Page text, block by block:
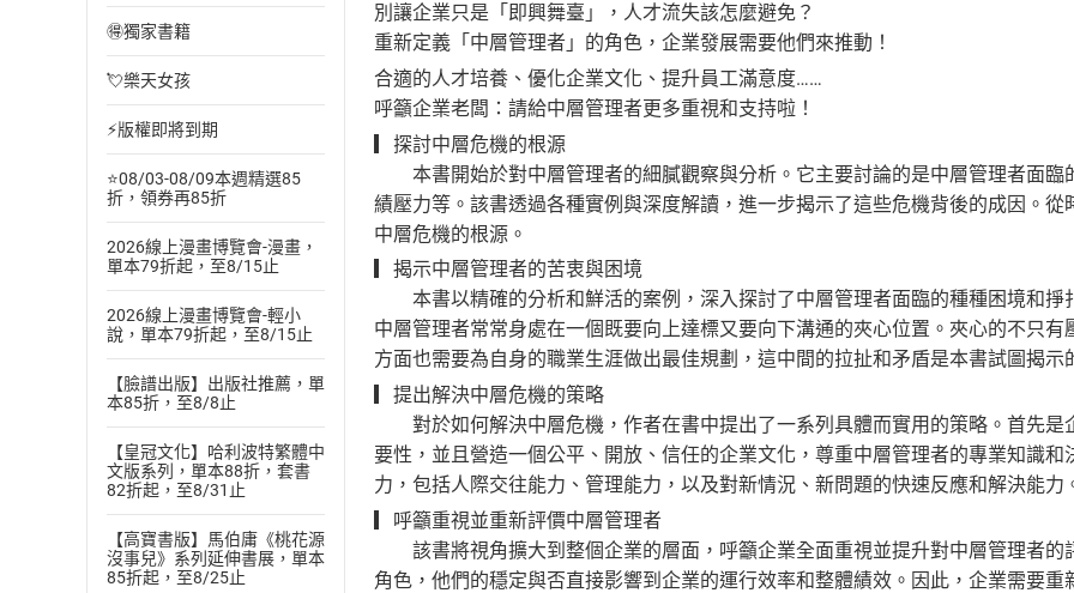
🉐獨家書籍
💘樂天女孩
⚡版權即將到期
⭐08/03-08/09本週精選85
折，領券再85折
2026線上漫畫博覽會-漫畫，
單本79折起，至8/15止
2026線上漫畫博覽會-輕小
說，單本79折起，至8/15止
【臉譜出版】出版社推薦，單
本85折，至8/8止
【皇冠文化】哈利波特繁體中
文版系列，單本88折，套書
82折起，至8/31止
【高寶書版】馬伯庸《桃花源
沒事兒》系列延伸書展，單本
85折起，至8/25止
別讓企業只是「即興舞臺」，人才流失該怎麼避免？
重新定義「中層管理者」的角色，企業發展需要他們來推動！
合適的人才培養、優化企業文化、提升員工滿意度……
呼籲企業老闆：請給中層管理者更多重視和支持啦！
▎探討中層危機的根源
本書開始於對中層管理者的細膩觀察與分析。它主要討論的是中層管理者面臨
績壓力等。該書透過各種實例與深度解讀，進一步揭示了這些危機背後的成因。
中層危機的根源。
▎揭示中層管理者的苦衷與困境
本書以精確的分析和鮮活的案例，深入探討了中層管理者面臨的種種困境和掙
中層管理者常常身處在一個既要向上達標又要向下溝通的夾心位置。夾心的不只
方面也需要為自身的職業生涯做出最佳規劃，這中間的拉扯和矛盾是本書試圖揭示
▎提出解決中層危機的策略
對於如何解決中層危機，作者在書中提出了一系列具體而實用的策略。首先是
要性，並且營造一個公平、開放、信任的企業文化，尊重中層管理者的專業知識
力，包括人際交往能力、管理能力，以及對新情況、新問題的快速反應和解決能力
▎呼籲重視並重新評價中層管理者
該書將視角擴大到整個企業的層面，呼籲企業全面重視並提升對中層管理者的
角色，他們的穩定與否直接影響到企業的運行效率和整體績效。因此，企業需要